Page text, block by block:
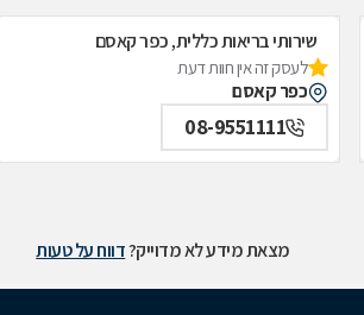
שירותי בריאות כללית, כפר קאסם
לעסק זה אין חוות דעת
כפר קאסם
08-9551111
מצאת מידע לא מדוייק?דווח על טעות